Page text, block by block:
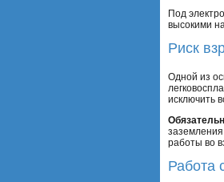
Под
высокими
Риск
Одной из
исключить
работы во
Работа